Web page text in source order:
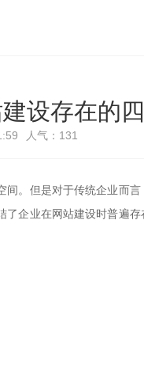
设存在的
人气： 131
。但是对于传统企业而
企业在网站建设时普遍